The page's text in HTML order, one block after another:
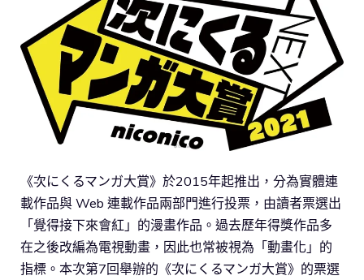
《次にくるマンガ大賞》於2015年起推出，分為實體連
載作品與 Web 連載作品兩部門進行投票，由讀者票選出
「覺得接下來會紅」的漫畫作品。過去歷年得獎作品多
在之後改編為電視動畫，因此也常被視為「動畫化」的
指標。本次第7回舉辦的《次にくるマンガ大賞》的票選